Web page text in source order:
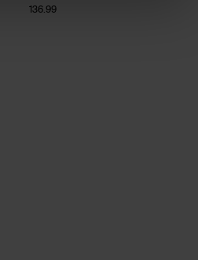
136.99